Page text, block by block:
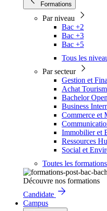
Formations
Par niveau
Bac +2
Bac +3
Bac +5
Tous les
Par secteur
Gestion et
Achat
Bachelor Open
Business
Commerce et
Immobilier et
Ressources
Social et
Toutes les formations
Découvre nos formations
Candidate
Campus